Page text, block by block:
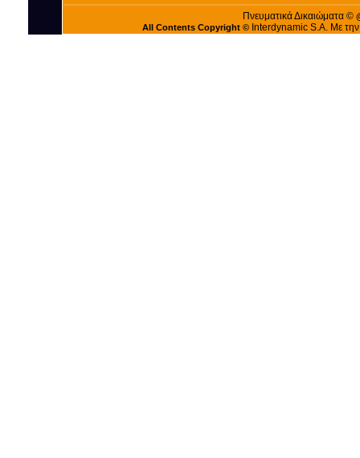
Πνευματικά Δικαιώματα ©
All Contents Copyright © Interdynamic S.A. Με